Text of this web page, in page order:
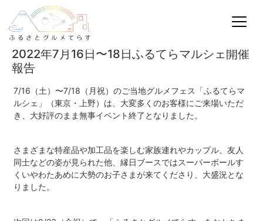
2022年7月16日〜18日ふるてらマルシェ開催
報告
7/16（土）〜7/18（月祝）のご当地グルメフェス「ふるてらマ
ルシェ」（東京・上野）は、大変多くのお客様にご来場いただ
き、大好評のまま無事イベント終了となりました。
さまざまな特産品や加工品を楽しむ家族連れやカップル、友人
同士などの姿が見られた他、縁日ブースではスーパーボールす
くいやわたあめに大勢のお子さまが来てくださり、大盛況とな
りました。